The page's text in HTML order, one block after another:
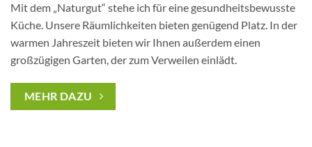
Mit dem „Naturgut“ stehe ich für eine gesundheitsbewusste
Küche. Unsere Räumlichkeiten bieten genügend Platz. In der
warmen Jahreszeit bieten wir Ihnen außerdem einen
großzügigen Garten, der zum Verweilen einlädt.
MEHR DAZU